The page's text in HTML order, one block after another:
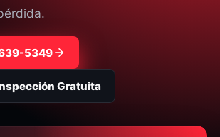
5349⁩
Gratuita